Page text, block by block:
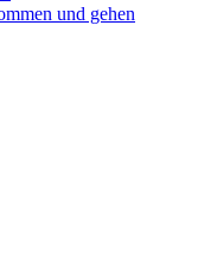
und gehen